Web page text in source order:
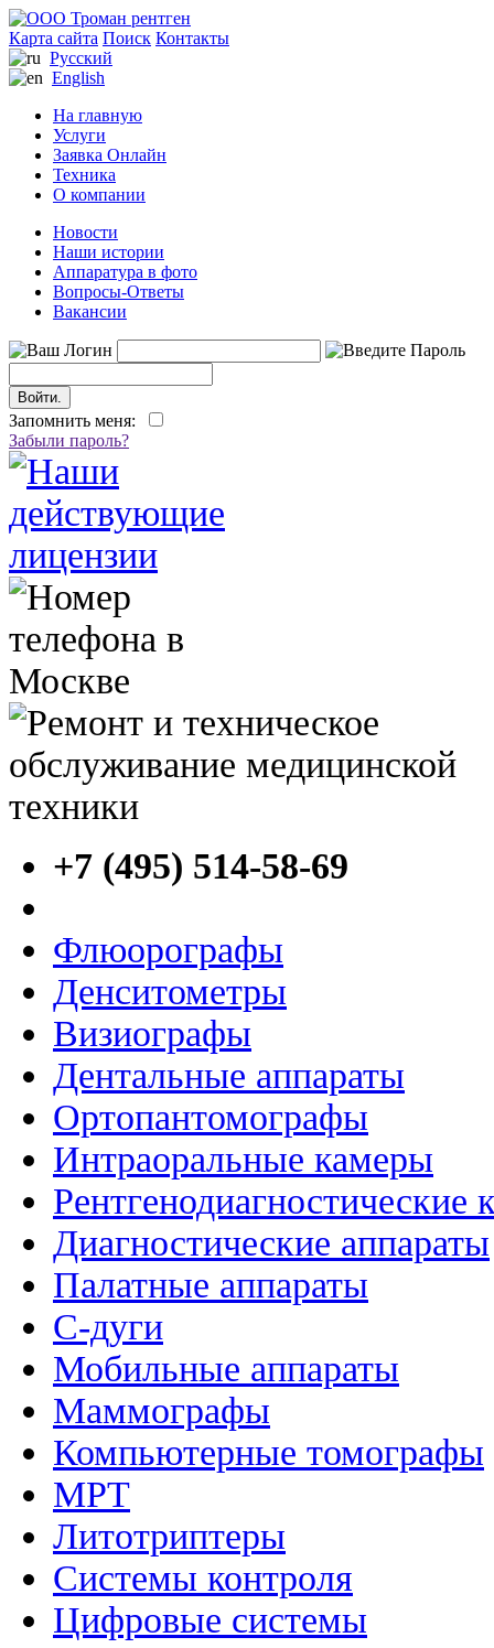
Карта сайта Поиск Контакты
Русский
English
На главную
Услуги
Заявка Онлайн
Техника
О компании
Новости
Наши истории
Аппаратура в фото
Вопросы-Ответы
Вакансии
Запомнить меня:
Забыли пароль?
+7 (495) 514-58-69
Флюорографы
Денситометры
Визиографы
Дентальные аппараты
Ортопантомографы
Интраоральные камеры
Рентгенодиагностические
Диагностические аппараты
Палатные аппараты
C-дуги
Мобильные аппараты
Маммографы
Компьютерные томографы
МРТ
Литотриптеры
Системы контроля
Цифровые системы